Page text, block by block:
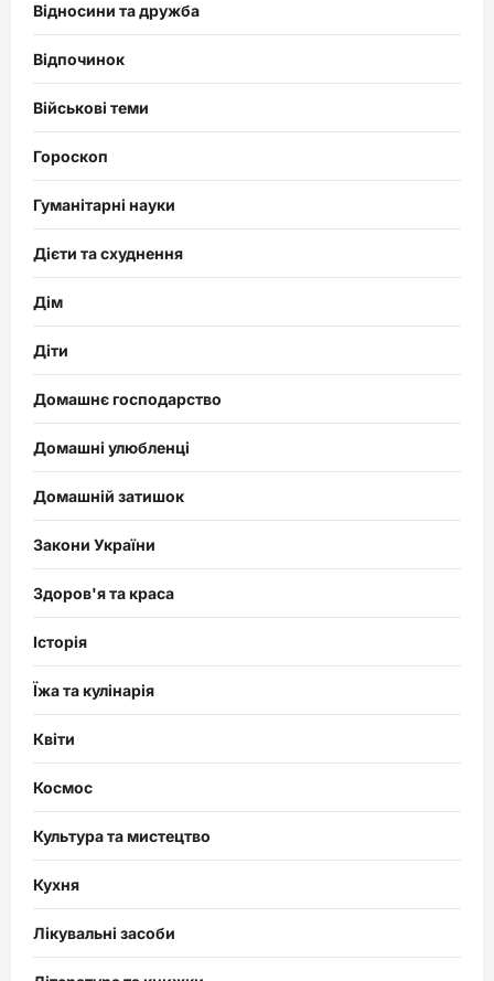
Відносини та дружба
Відпочинок
Військові теми
Гороскоп
Гуманітарні науки
Дієти та схуднення
Дім
Діти
Домашнє господарство
Домашні улюбленці
Домашній затишок
Закони України
Здоров'я та краса
Історія
Їжа та кулінарія
Квіти
Космос
Культура та мистецтво
Кухня
Лікувальні засоби